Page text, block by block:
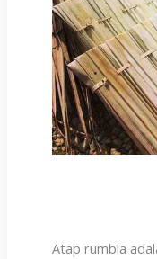
Atap rumbia